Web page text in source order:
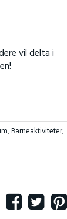
vil delta i
,Barneaktiviteter,